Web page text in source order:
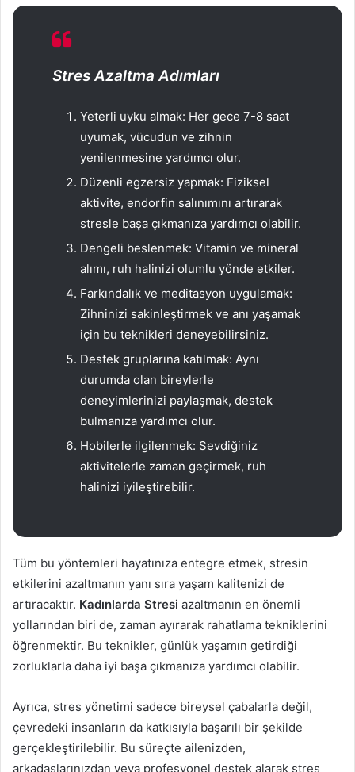
Stres Azaltma Adımları
Yeterli uyku almak: Her gece 7-8 saat
uyumak, vücudun ve zihnin
yenilenmesine yardımcı olur.
Düzenli egzersiz yapmak: Fiziksel
aktivite, endorfin salınımını artırarak
stresle başa çıkmanıza yardımcı olabilir.
Dengeli beslenmek: Vitamin ve mineral
alımı, ruh halinizi olumlu yönde etkiler.
Farkındalık ve meditasyon uygulamak:
Zihninizi sakinleştirmek ve anı yaşamak
için bu teknikleri deneyebilirsiniz.
Destek gruplarına katılmak: Aynı
durumda olan bireylerle
deneyimlerinizi paylaşmak, destek
bulmanıza yardımcı olur.
Hobilerle ilgilenmek: Sevdiğiniz
aktivitelerle zaman geçirmek, ruh
halinizi iyileştirebilir.
Tüm bu yöntemleri hayatınıza entegre etmek, stresin
etkilerini azaltmanın yanı sıra yaşam kalitenizi de
artıracaktır. Kadınlarda Stresi azaltmanın en önemli
yollarından biri de, zaman ayırarak rahatlama tekniklerini
öğrenmektir. Bu teknikler, günlük yaşamın getirdiği
zorluklarla daha iyi başa çıkmanıza yardımcı olabilir.
Ayrıca, stres yönetimi sadece bireysel çabalarla değil,
çevredeki insanların da katkısıyla başarılı bir şekilde
gerçekleştirilebilir. Bu süreçte ailenizden,
arkadaşlarınızdan veya profesyonel destek alarak stres